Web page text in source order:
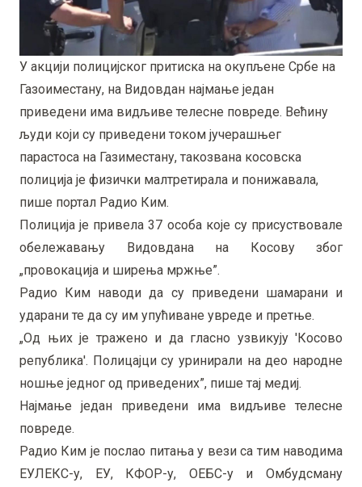
У акцији полицијског притиска на окупљене Србе на
Газоиместану, на Видовдан најмање један
приведени има видљиве телесне повреде. Већину
људи који су приведени током јучерашњег
парастоса на Газиместану, такозвана косовска
полиција је физички малтретирала и понижавала,
пише портал Радио Ким.
Полиција је привела 37 особа које су присуствовале
обележавању Видовдана на Косову због
„провокација и ширења мржње”.
Радио Ким наводи да су приведени шамарани и
ударани те да су им упућиване увреде и претње.
„Од њих је тражено и да гласно узвикују 'Косово
република'. Полицајци су уринирали на део народне
ношње једног од приведених”, пише тај медиј.
Најмање један приведени има видљиве телесне
повреде.
Радио Ким је послао питања у вези са тим наводима
ЕУЛЕКС-у, ЕУ, КФОР-у, ОЕБС-у и Омбудсману